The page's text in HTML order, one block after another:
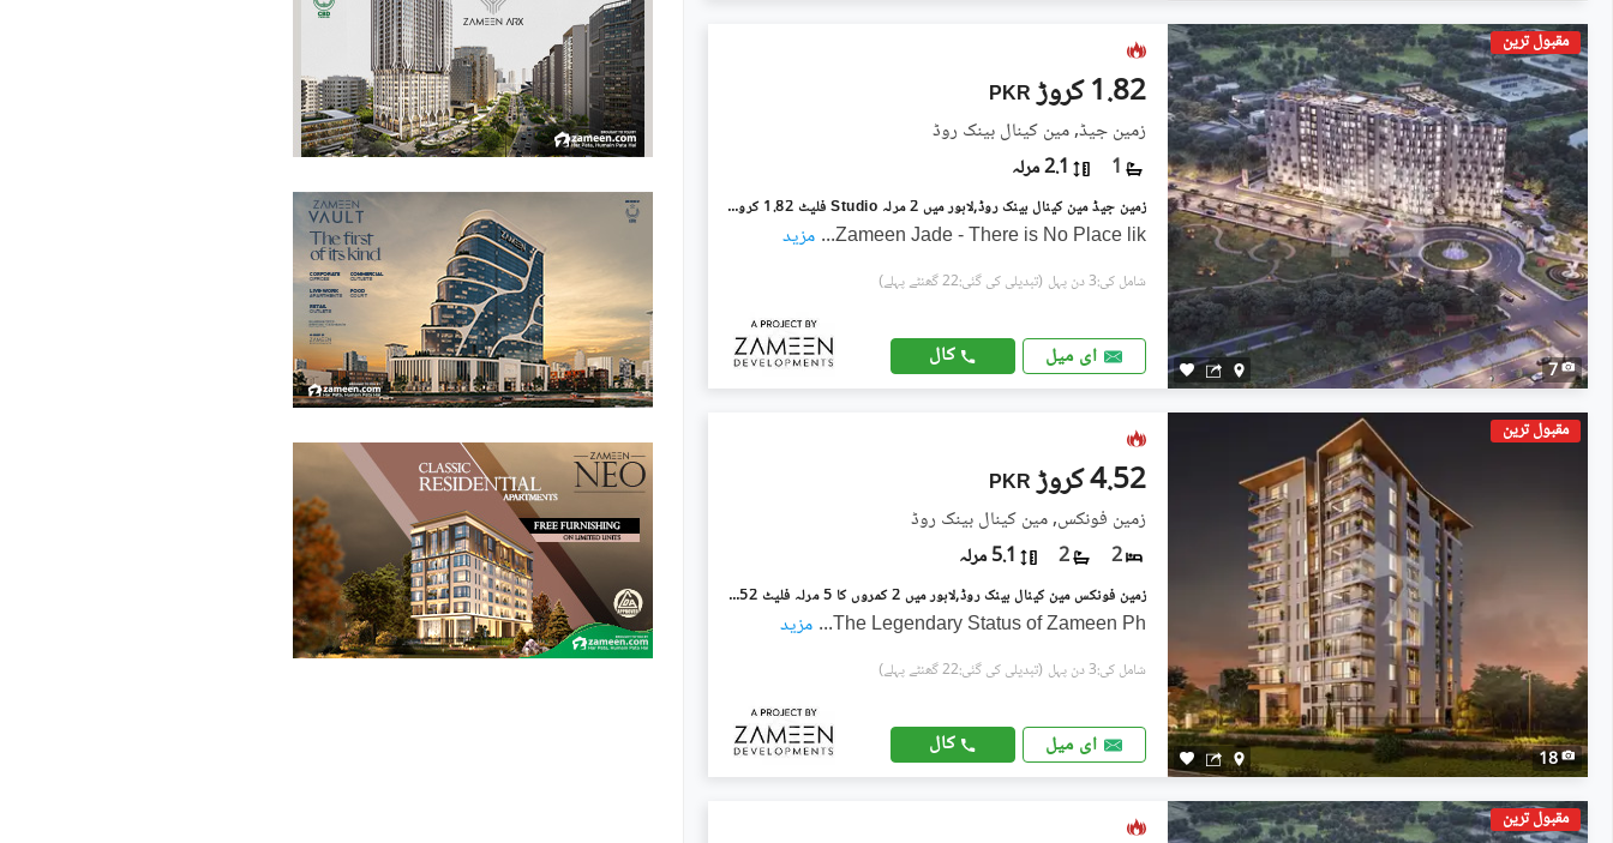
مقبول ترین
7
PKR 1.82 کروڑ
زمین جیڈ, مین کینال بینک روڈ
1
2.1 مرلہ
زمین جیڈ مین کینال بینک روڈ,لاہور میں 2 مرلہ Studio فلیٹ 1.82 کروڑ میں برائے فروخت۔
Zameen Jade - There is No Place lik
... مزید
شامل کی:3 دن پہل (تبدیلی کی گئی:22 گھنٹے پہلے)
ای میل کال
مقبول ترین
18
PKR 4.52 کروڑ
زمین فونکس, مین کینال بینک روڈ
2
2 5.1 مرلہ
زمین فونکس مین کینال بینک روڈ,لاہور میں 2 کمروں کا 5 مرلہ فلیٹ 4.52 کروڑ میں برائے فروخت۔
The Legendary Status of Zameen Ph
... مزید
شامل کی:3 دن پہل (تبدیلی کی گئی:22 گھنٹے پہلے)
ای میل کال
مقبول ترین